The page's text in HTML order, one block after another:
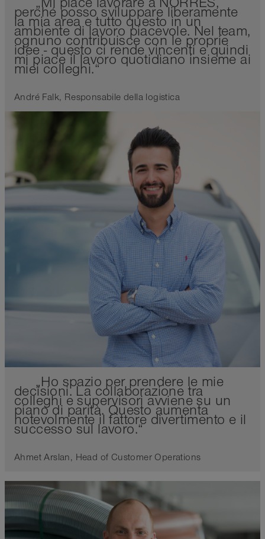
perché posso sviluppare liberamente
la mia area e tutto questo in un
ambiente di lavoro piacevole. Nel team,
ognuno contribuisce con le proprie
idee - questo ci rende vincenti e quindi
mi piace il lavoro quotidiano insieme ai
miei colleghi.“
André Falk, Responsabile della logistica
„Ho spazio per prendere le mie
decisioni. La collaborazione tra
colleghi e supervisori avviene su un
piano di parità. Questo aumenta
notevolmente il fattore divertimento e il
successo sul lavoro.“
Ahmet Arslan, Head of Customer Operations